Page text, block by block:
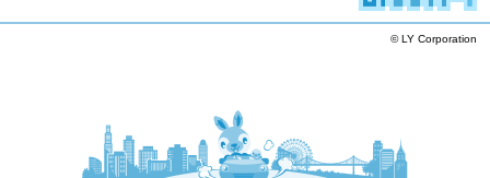
© LY Corporation